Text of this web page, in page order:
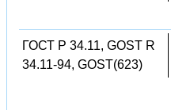
ГОСТ Р 34.11, GOST R
34.11-94, GOST(623)